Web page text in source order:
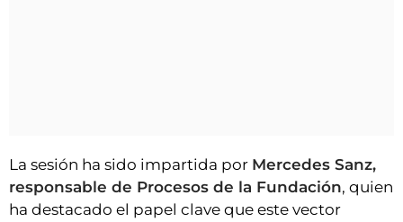
La sesión ha sido impartida por Mercedes Sanz,
responsable de Procesos de la Fundación, quien
ha destacado el papel clave que este vector